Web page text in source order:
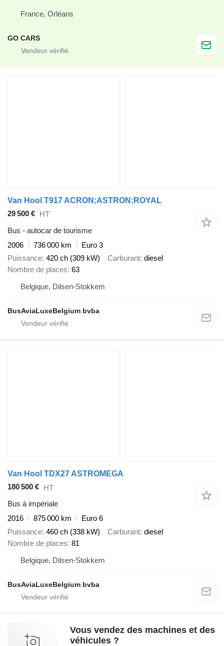
France, Orléans
GO CARS
Van Hool T917 ACRON;ASTRON;ROYAL
29 500 € HT
Bus - autocar de tourisme
2006
736 000 km
Euro 3
Puissance 420 ch (309 kW) Carburant diesel
Nombre de places 63
Belgique, Dilsen-Stokkem
BusAviaLuxeBelgium bvba
Van Hool TDX27 ASTROMEGA
180 500 € HT
Bus à impériale
2016
875 000 km
Euro 6
Puissance 460 ch (338 kW) Carburant diesel
Nombre de places 81
Belgique, Dilsen-Stokkem
BusAviaLuxeBelgium bvba
Vous vendez des machines et des
véhicules ?